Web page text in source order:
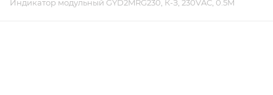
Индикатор модульный GYD2MRG230, К-З, 230VAC, 0.5M